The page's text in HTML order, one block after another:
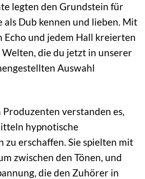
legten den Grundstein für
als Dub kennen und lieben. Mit
Echo und jedem Hall kreierten
die du jetzt in unserer
Auswahl
verstanden es,
hypnotische
zu erschaffen. Sie spielten mit
zwischen den Tönen, und
die den Zuhörer in